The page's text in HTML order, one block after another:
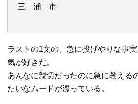
三 浦 市
ラストの1文の、急に投げやりな事
気が好きだ。
あんなに親切だったのに急に教える
たいなムードが漂っている。